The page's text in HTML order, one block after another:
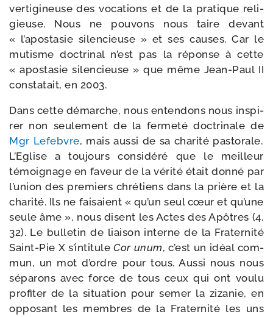
ver­ti­gi­neuse des voca­tions et de la pra­tique reli­
gieuse. Nous ne pou­vons nous taire devant
« l’apostasie silen­cieuse » et ses causes. Car le
mutisme doc­tri­nal n’est pas la réponse à cette
« apos­ta­sie silen­cieuse » que même Jean-​Paul II
consta­tait, en 2003.
Dans cette démarche, nous enten­dons nous ins­pi­
rer non seule­ment de la fer­me­té doc­tri­nale de
Mgr Lefebvre, mais aus­si de sa cha­ri­té pas­to­rale.
L’Eglise a tou­jours consi­dé­ré que le meilleur
témoi­gnage en faveur de la véri­té était don­né par
l’union des pre­miers chré­tiens dans la prière et la
cha­ri­té. Ils ne fai­saient « qu’un seul cœur et qu’une
seule âme », nous disent les Actes des Apôtres (4,
32). Le bul­le­tin de liai­son interne de la Fraternité
Saint-​Pie X s’intituleCor unum, c’est un idéal com­
mun, un mot d’ordre pour tous. Aussi nous nous
sépa­rons avec force de tous ceux qui ont vou­lu
pro­fi­ter de la situa­tion pour semer la ziza­nie, en
oppo­sant les membres de la Fraternité les uns